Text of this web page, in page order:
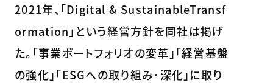
2021年、「Digital & SustainableTransf
ormation」という経営方針を同社は掲げ
た。「事業ポートフォリオの変革」「経営基盤
の強化」「ESGへの取り組み・深化」に取り